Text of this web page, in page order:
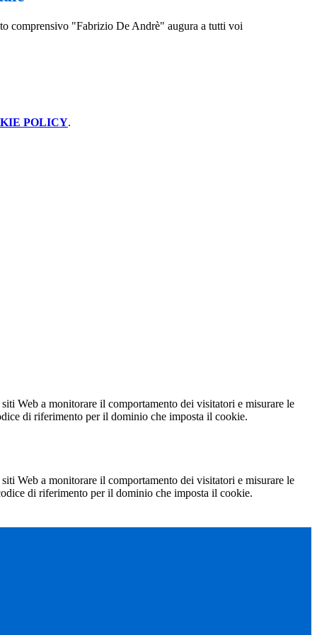
comprensivo "Fabrizio De Andrè" augura a tutti voi
POLICY.
Web a monitorare il comportamento dei visitatori e misurare le
di riferimento per il dominio che imposta il cookie.
Web a monitorare il comportamento dei visitatori e misurare le
di riferimento per il dominio che imposta il cookie.